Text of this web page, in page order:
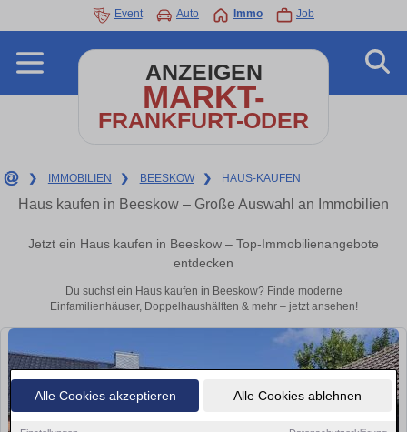
Alle Cookies akzeptieren Alle Cookies ablehnen
Event Auto Immo Job
ANZEIGEN
MARKT-
FRANKFURT-ODER
❯ IMMOBILIEN ❯ BEESKOW ❯ HAUS-KAUFEN
Haus kaufen in Beeskow – Große Auswahl an Immobilien
Jetzt ein Haus kaufen in Beeskow – Top-Immobilienangebote
entdecken
Du suchst ein Haus kaufen in Beeskow? Finde moderne
Einfamilienhäuser, Doppelhaushälften & mehr – jetzt ansehen!